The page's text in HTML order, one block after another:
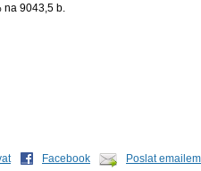
na 9043,5 b.
Facebook Poslat emailem